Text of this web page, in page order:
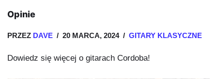
Opinie
PRZEZ DAVE 20 MARCA, 2024 GITARY KLASYCZNE
Dowiedz się więcej o gitarach Cordoba!